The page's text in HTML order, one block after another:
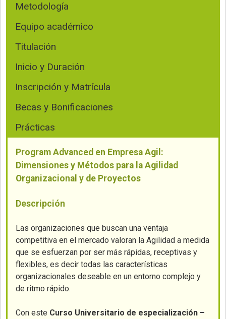
Metodología
Equipo académico
Titulación
Inicio y Duración
Inscripción y Matrícula
Becas y Bonificaciones
Prácticas
Program Advanced en Empresa Agil:
Dimensiones y Métodos para la Agilidad
Organizacional y de Proyectos
Descripción
Las organizaciones que buscan una ventaja
competitiva en el mercado valoran la Agilidad a medida
que se esfuerzan por ser más rápidas, receptivas y
flexibles, es decir todas las características
organizacionales deseable en un entorno complejo y
de ritmo rápido.
Con este Curso Universitario de especialización –